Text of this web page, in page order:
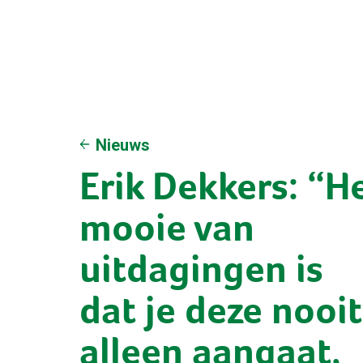
Nieuws
Erik Dekkers:
mooie van
uitdagingen is
dat je deze nooit
alleen aangaat,